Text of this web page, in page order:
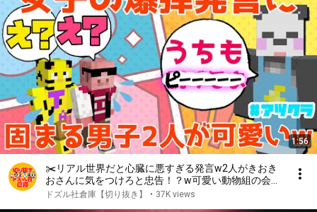
1:56
✂️リアル世界だと心臓に悪すぎる発言w2人がきおき
おさんに気をつけろと忠告！？w可愛い動物組の会話
切り抜き【アツクラ】【ドズル/ぼんじゅうる/おんり
ドズル社倉庫【切り抜き】 • 37K views